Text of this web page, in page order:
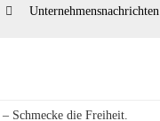
Unternehmensnachrichten